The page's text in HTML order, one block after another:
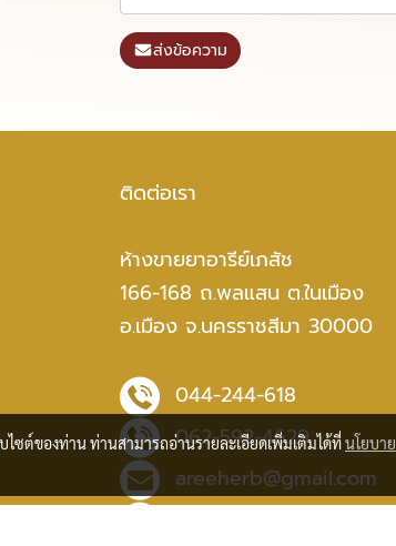
ส่งข้อความ
ติดต่อเรา
ห้างขายยาอารีย์เภสัช
166-168 ถ.พลแสน ต.ในเมือง
อ.เมือง จ.นครราชสีมา 30000
044-244-618
062-592-4629
areeherb@gmail.com
ซต์ของท่าน ท่านสามารถอ่านรายละเอียดเพิ่มเติมได้ที่นโยบาย